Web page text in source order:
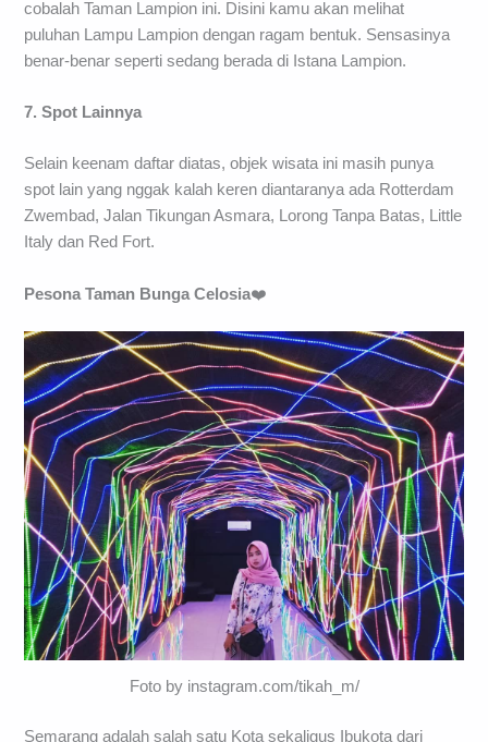
cobalah Taman Lampion ini. Disini kamu akan melihat
puluhan Lampu Lampion dengan ragam bentuk. Sensasinya
benar-benar seperti sedang berada di Istana Lampion.
7. Spot Lainnya
Selain keenam daftar diatas, objek wisata ini masih punya
spot lain yang nggak kalah keren diantaranya ada Rotterdam
Zwembad, Jalan Tikungan Asmara, Lorong Tanpa Batas, Little
Italy dan Red Fort.
Pesona Taman Bunga Celosia❤️
Foto by instagram.com/tikah_m/
Semarang adalah salah satu Kota sekaligus Ibukota dari